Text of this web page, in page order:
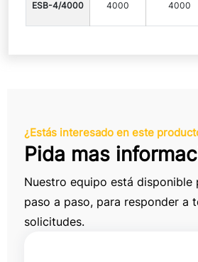
ESB-4/4000 4000 4000
¿Estás interesado en este
Pida mas
Nuestro equipo está disponible
paso a paso, para responder a
solicitudes.